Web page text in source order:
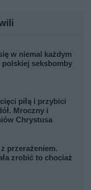
w niemal każdym
seksbomby
piłą i przybici
Mroczny i
Chrystusa
przerażeniem.
zrobić to chociaż